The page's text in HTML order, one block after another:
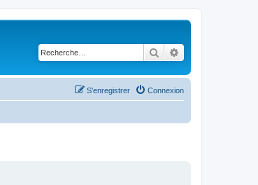
Rechercher
Connexion
S’enregistrer